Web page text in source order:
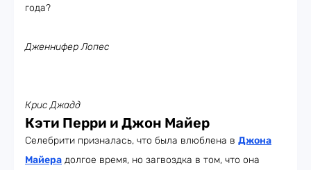
года?
Дженнифер Лопес
Крис Джадд
Кэти Перри и Джон Майер
Селебрити призналась, что была влюблена в Джона
Майера долгое время, но загвоздка в том, что она